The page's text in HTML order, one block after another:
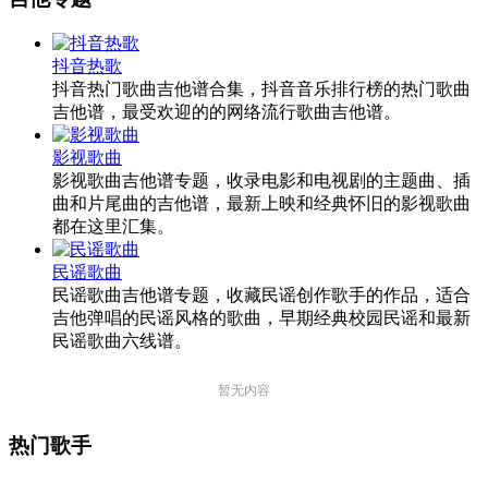
抖音热歌
抖音热门歌曲吉他谱合集，抖音音乐排行榜的热门歌曲
吉他谱，最受欢迎的的网络流行歌曲吉他谱。
影视歌曲
影视歌曲吉他谱专题，收录电影和电视剧的主题曲、插
曲和片尾曲的吉他谱，最新上映和经典怀旧的影视歌曲
都在这里汇集。
民谣歌曲
民谣歌曲吉他谱专题，收藏民谣创作歌手的作品，适合
吉他弹唱的民谣风格的歌曲，早期经典校园民谣和最新
民谣歌曲六线谱。
暂无内容
热门歌手